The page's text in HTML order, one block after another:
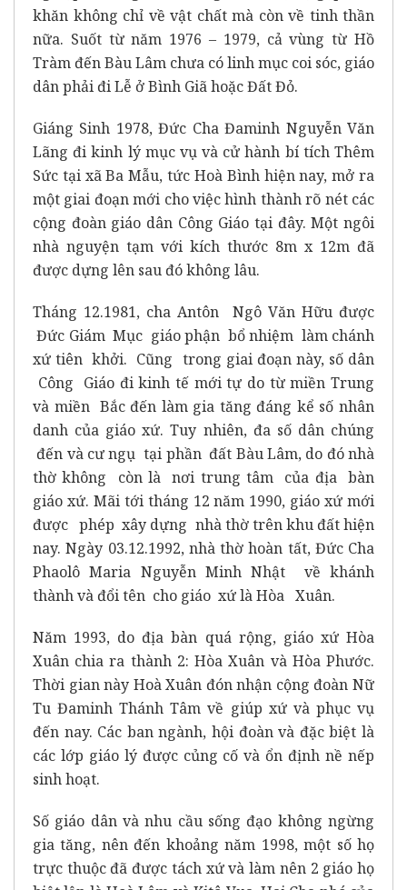
khăn không chỉ về vật chất mà còn về tinh thần
nữa. Suốt từ năm 1976 – 1979, cả vùng từ Hồ
Tràm đến Bàu Lâm chưa có linh mục coi sóc, giáo
dân phải đi Lễ ở Bình Giã hoặc Đất Đỏ.
Giáng Sinh 1978, Đức Cha Đaminh Nguyễn Văn
Lãng đi kinh lý mục vụ và cử hành bí tích Thêm
Sức tại xã Ba Mẫu, tức Hoà Bình hiện nay, mở ra
một giai đoạn mới cho việc hình thành rõ nét các
cộng đoàn giáo dân Công Giáo tại đây. Một ngôi
nhà nguyện tạm với kích thước 8m x 12m đã
được dựng lên sau đó không lâu.
Tháng 12.1981, cha Antôn Ngô Văn Hữu được
Đức Giám Mục giáo phận bổ nhiệm làm chánh
xứ tiên khởi. Cũng trong giai đoạn này, số dân
Công Giáo đi kinh tế mới tự do từ miền Trung
và miền Bắc đến làm gia tăng đáng kể số nhân
danh của giáo xứ. Tuy nhiên, đa số dân chúng
đến và cư ngụ tại phần đất Bàu Lâm, do đó nhà
thờ không còn là nơi trung tâm của địa bàn
giáo xứ. Mãi tới tháng 12 năm 1990, giáo xứ mới
được phép xây dựng nhà thờ trên khu đất hiện
nay. Ngày 03.12.1992, nhà thờ hoàn tất, Đức Cha
Phaolô Maria Nguyễn Minh Nhật về khánh
thành và đổi tên cho giáo xứ là Hòa Xuân.
Năm 1993, do địa bàn quá rộng, giáo xứ Hòa
Xuân chia ra thành 2: Hòa Xuân và Hòa Phước.
Thời gian này Hoà Xuân đón nhận cộng đoàn Nữ
Tu Đaminh Thánh Tâm về giúp xứ và phục vụ
đến nay. Các ban ngành, hội đoàn và đặc biệt là
các lớp giáo lý được củng cố và ổn định nề nếp
sinh hoạt.
Số giáo dân và nhu cầu sống đạo không ngừng
gia tăng, nên đến khoảng năm 1998, một số họ
trực thuộc đã được tách xứ và làm nên 2 giáo họ